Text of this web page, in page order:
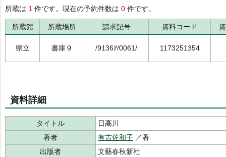
所蔵は 1 件です。現在の予約件数は 0 件です。
所蔵館 所蔵場所 請求記号 資料コード
県立 書庫９ /9136ｱ/0061/ 1173251354
資料詳細
タイトル
日高川
著者
有吉佐和子 ／著
出版者
文藝春秋新社